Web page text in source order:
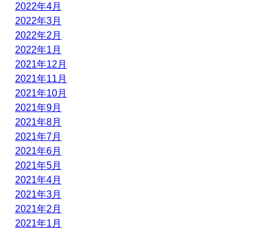
2022年4月
2022年3月
2022年2月
2022年1月
2021年12月
2021年11月
2021年10月
2021年9月
2021年8月
2021年7月
2021年6月
2021年5月
2021年4月
2021年3月
2021年2月
2021年1月